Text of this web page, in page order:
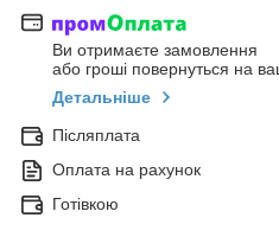
Ви отримаєте замовлення
або гроші повернуться на
Детальніше
Післяплата
Оплата на рахунок
Готівкою